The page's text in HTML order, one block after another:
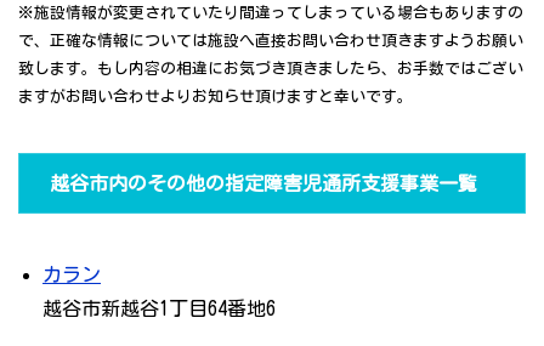
※施設情報が変更されていたり間違ってしまっている場合もありますの
で、正確な情報については施設へ直接お問い合わせ頂きますようお願い
致します。もし内容の相違にお気づき頂きましたら、お手数ではござい
ますがお問い合わせよりお知らせ頂けますと幸いです。
越谷市内のその他の指定障害児通所支援事業一覧
カラン
越谷市新越谷1丁目64番地6